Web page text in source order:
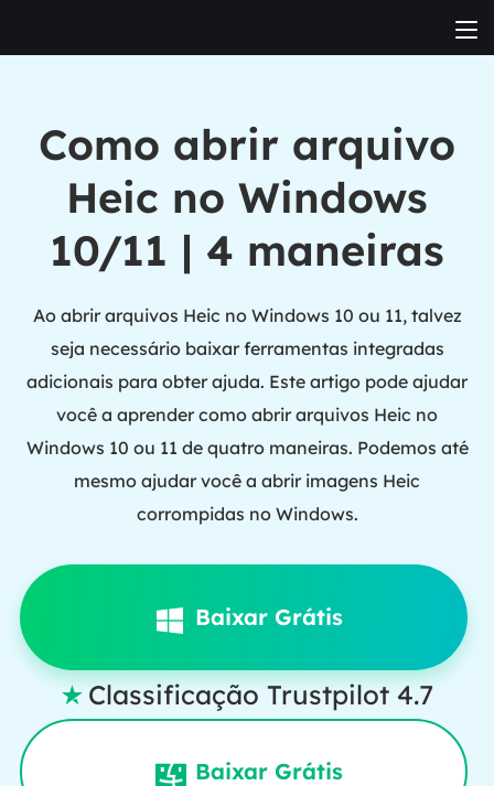
Como abrir arquivo
Heic no Windows
10/11 | 4 maneiras
Ao abrir arquivos Heic no Windows 10 ou 11, talvez
seja necessário baixar ferramentas integradas
adicionais para obter ajuda. Este artigo pode ajudar
você a aprender como abrir arquivos Heic no
Windows 10 ou 11 de quatro maneiras. Podemos até
mesmo ajudar você a abrir imagens Heic
corrompidas no Windows.
Baixar Grátis
 Classificação Trustpilot 4.7
Baixar Grátis